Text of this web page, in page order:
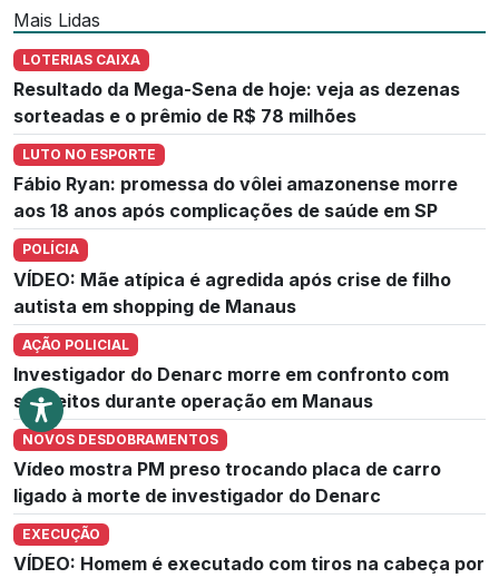
Mais Lidas
LOTERIAS CAIXA
Resultado da Mega-Sena de hoje: veja as dezenas
sorteadas e o prêmio de R$ 78 milhões
LUTO NO ESPORTE
Fábio Ryan: promessa do vôlei amazonense morre
aos 18 anos após complicações de saúde em SP
POLÍCIA
VÍDEO: Mãe atípica é agredida após crise de filho
autista em shopping de Manaus
AÇÃO POLICIAL
Investigador do Denarc morre em confronto com
suspeitos durante operação em Manaus
NOVOS DESDOBRAMENTOS
Vídeo mostra PM preso trocando placa de carro
ligado à morte de investigador do Denarc
EXECUÇÃO
VÍDEO: Homem é executado com tiros na cabeça por